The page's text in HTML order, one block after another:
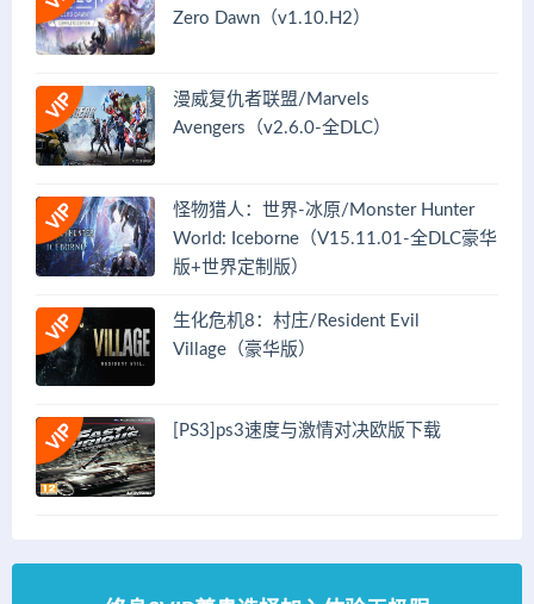
Zero Dawn（v1.10.H2）
漫威复仇者联盟/Marvels
Avengers（v2.6.0-全DLC）
怪物猎人：世界-冰原/Monster Hunter
World: Iceborne（V15.11.01-全DLC豪华
版+世界定制版）
生化危机8：村庄/Resident Evil
Village（豪华版）
[PS3]ps3速度与激情对决欧版下载